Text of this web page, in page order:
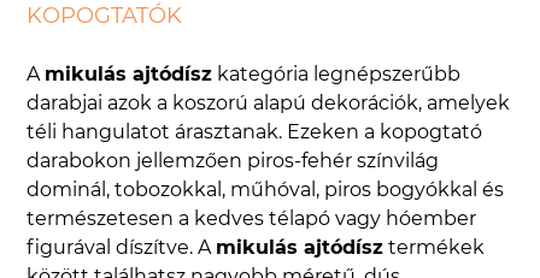
KOPOGTATÓK
A mikulás ajtódísz kategória legnépszerűbb
darabjai azok a koszorú alapú dekorációk, amelyek
téli hangulatot árasztanak. Ezeken a kopogtató
darabokon jellemzően piros-fehér színvilág
dominál, tobozokkal, műhóval, piros bogyókkal és
természetesen a kedves télapó vagy hóember
figurával díszítve. A mikulás ajtódísz termékek